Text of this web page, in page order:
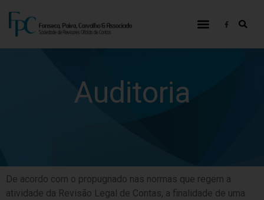
Auditoria
De acordo com o propugnado nas normas que regem a
atividade da Revisão Legal de Contas, a finalidade de uma